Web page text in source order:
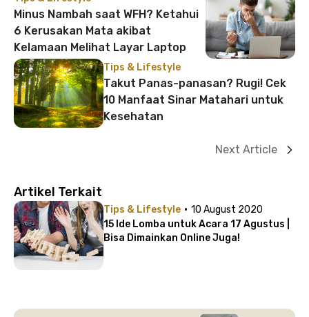
Minus Nambah saat WFH? Ketahui
6 Kerusakan Mata akibat
Kelamaan Melihat Layar Laptop
Tips & Lifestyle
Takut Panas-panasan? Rugi! Cek
10 Manfaat Sinar Matahari untuk
Kesehatan
Next Article
Artikel Terkait
Tips & Lifestyle · 10 August 2020
15 Ide Lomba untuk Acara 17 Agustus |
Bisa Dimainkan Online Juga!